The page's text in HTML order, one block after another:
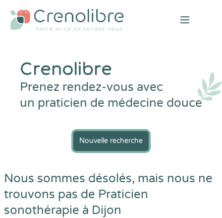
Open
Crenolibre
Prenez rendez-vous avec
un praticien de médecine douce
Nouvelle recherche
Nous sommes désolés, mais nous ne
trouvons pas de Praticien
sonothérapie à Dijon